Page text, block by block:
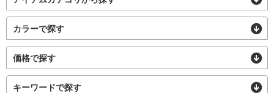
カラーで探す
価格で探す
キーワードで探す